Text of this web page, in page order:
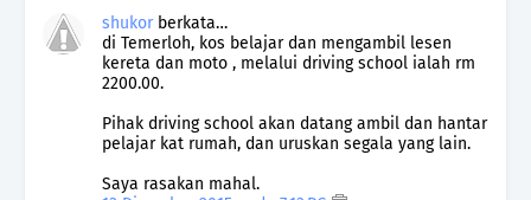
shukorberkata…
di Temerloh, kos belajar dan mengambil lesen
kereta dan moto , melalui driving school ialah rm
2200.00.
Pihak driving school akan datang ambil dan hantar
pelajar kat rumah, dan uruskan segala yang lain.
Saya rasakan mahal.